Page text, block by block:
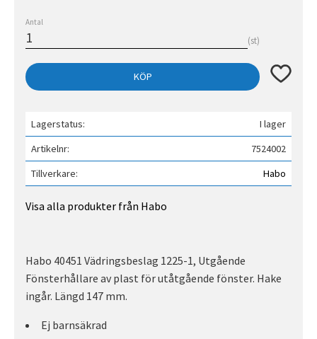
Antal
st
KÖP Lägg till
Lagerstatus
I lager
Artikelnr
7524002
Tillverkare
Habo
Visa alla produkter från Habo
Habo 40451 Vädringsbeslag 1225-1, Utgående
Fönsterhållare av plast för utåtgående fönster. Hake
ingår. Längd 147 mm.
Ej barnsäkrad